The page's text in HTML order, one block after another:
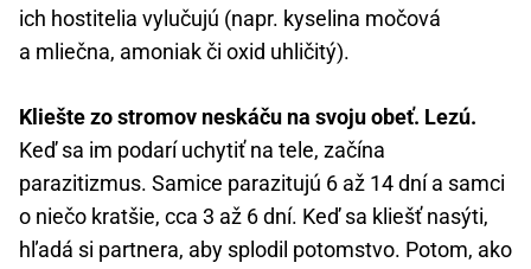
ich hostitelia vylučujú (napr. kyselina močová
a mliečna, amoniak či oxid uhličitý).
Kliešte zo stromov neskáču na svoju obeť. Lezú.
Keď sa im podarí uchytiť na tele, začína
parazitizmus. Samice parazitujú 6 až 14 dní a samci
o niečo kratšie, cca 3 až 6 dní. Keď sa kliešť nasýti,
hľadá si partnera, aby splodil potomstvo. Potom, ako